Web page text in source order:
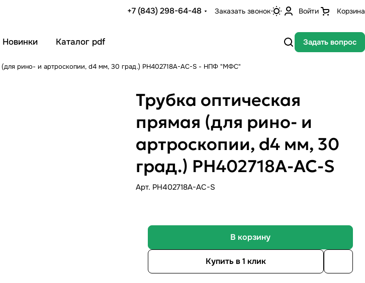
+7 (843) 298-64-48 Заказать звонок Войти Корзина
Новинки Каталог pdf Задать вопрос
(для рино- и артроскопии, d4 мм, 30 град.) РН402718А-AC-S - НПФ "МФС"
Трубка оптическая
прямая (для рино- и
артроскопии, d4 мм, 30
град.) РН402718А-AC-S
Арт. PH402718A-AC-S
В корзину
Купить в 1 клик